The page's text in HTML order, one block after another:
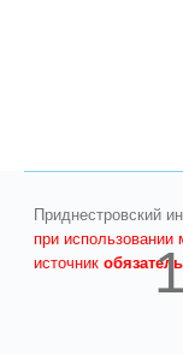
Приднестровский
при использовании
источник